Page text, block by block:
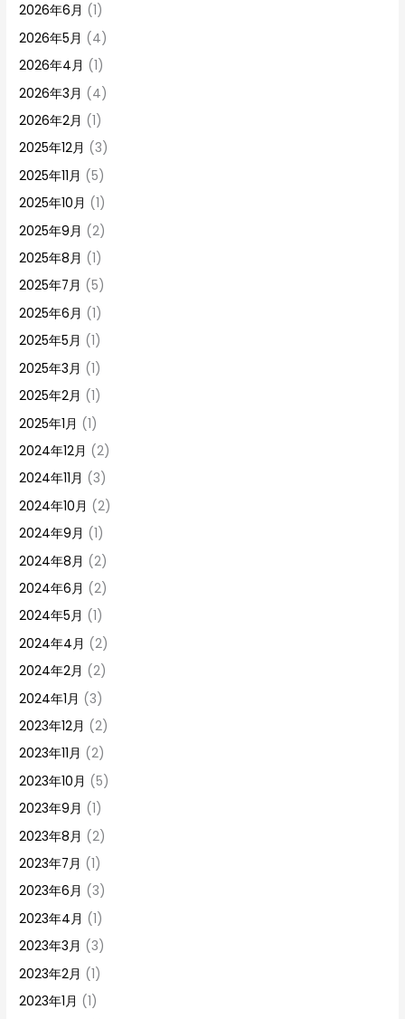
2026年6月 (1)
2026年5月 (4)
2026年4月 (1)
2026年3月 (4)
2026年2月 (1)
2025年12月 (3)
2025年11月 (5)
2025年10月 (1)
2025年9月 (2)
2025年8月 (1)
2025年7月 (5)
2025年6月 (1)
2025年5月 (1)
2025年3月 (1)
2025年2月 (1)
2025年1月 (1)
2024年12月 (2)
2024年11月 (3)
2024年10月 (2)
2024年9月 (1)
2024年8月 (2)
2024年6月 (2)
2024年5月 (1)
2024年4月 (2)
2024年2月 (2)
2024年1月 (3)
2023年12月 (2)
2023年11月 (2)
2023年10月 (5)
2023年9月 (1)
2023年8月 (2)
2023年7月 (1)
2023年6月 (3)
2023年4月 (1)
2023年3月 (3)
2023年2月 (1)
2023年1月 (1)